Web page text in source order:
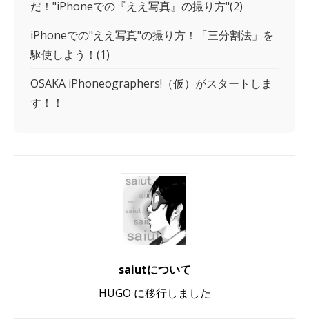
だ！"iPhoneでの『ええ写真』の撮り方"(2)
iPhoneでの"ええ写真"の撮り方！「三分割法」を
駆使しよう！(1)
OSAKA iPhoneographers!（仮）がスタートしま
す！！
saiutについて
HUGO に移行しました